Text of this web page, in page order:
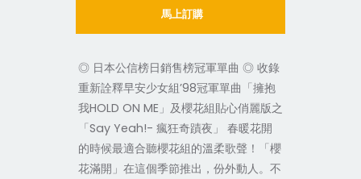
馬上訂購
◎ 日本公信榜日銷售榜冠軍單曲 ◎ 收錄
重新詮釋早安少女組’98冠軍單曲「擁抱
我HOLD ON ME」及櫻花組貼心俏麗版之
「Say Yeah!- 瘋狂奇蹟夜」 春暖花開
的時候最適合聽櫻花組的溫柔歌聲！「櫻
花滿開」在這個季節推出，份外動人。不